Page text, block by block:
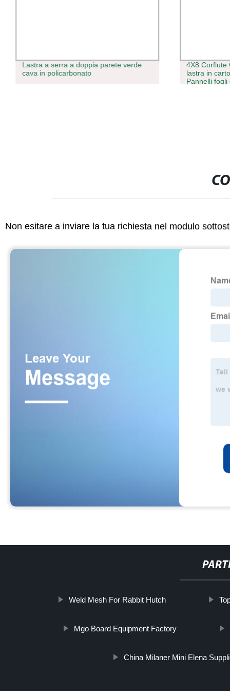
Lastra a serra a doppia parete verde
cava in policarbonato
4X8 Corflute
lastra in
Pannelli
Non esitare a inviare la tua richiesta nel modulo
Weld Mesh For Rabbit Hutch
Mgo Board Equipment Factory
China Milaner Mini Elena